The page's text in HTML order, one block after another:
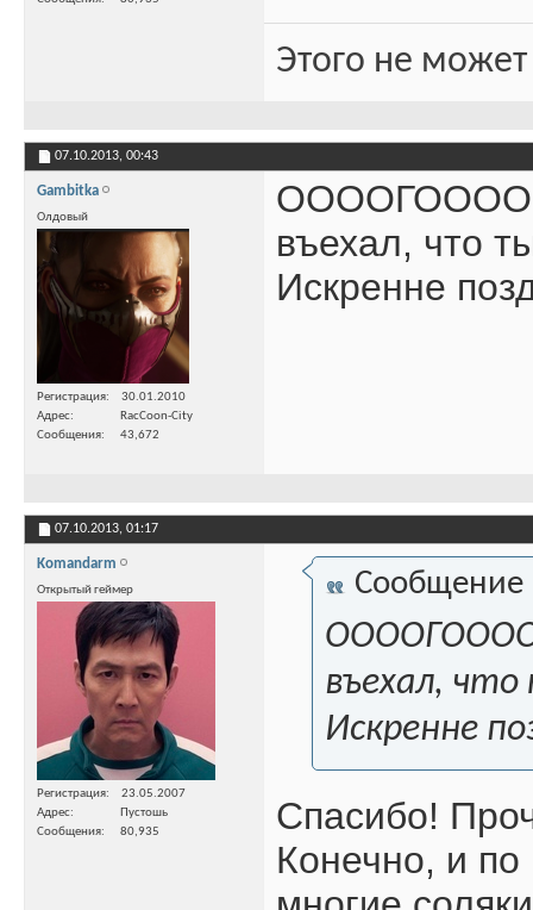
Этого не
07.10.2013, 00:43
Gambitka
Олдовый
Регистрация
30.01.2010
Адрес
RacCoon-City
Сообщения
43,672
въехал, что
Искренне
07.10.2013, 01:17
Komandarm
Открытый геймер
Регистрация
23.05.2007
Адрес
Пустошь
Сообщения
80,935
Сообщение
въехал,
Искренне
Спасибо!
Конечно, и по